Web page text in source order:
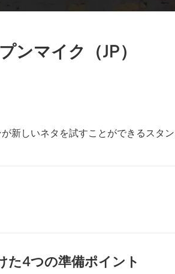
ンマイク（JP）
新しいネタを試すことができるスタ
た4つの準備ポイント